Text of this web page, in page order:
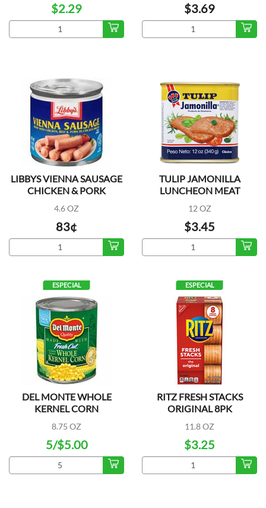
$2.29 $3.69
LIBBYS VIENNA SAUSAGE
CHICKEN & PORK
4.6 OZ
83¢
TULIP JAMONILLA
LUNCHEON MEAT
12 OZ
$3.45
ESPECIAL
DEL MONTE WHOLE
KERNEL CORN
8.75 OZ
5/$5.00
ESPECIAL
RITZ FRESH STACKS
ORIGINAL 8PK
11.8 OZ
$3.25